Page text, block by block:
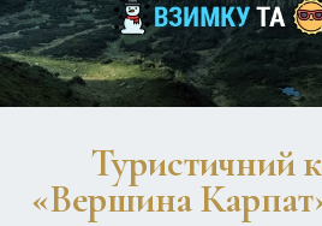
Туристичний
«Вершина